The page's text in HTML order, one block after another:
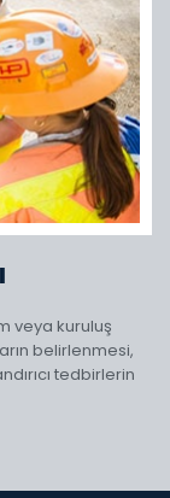
veya kuruluş
belirlenmesi,
tedbirlerin